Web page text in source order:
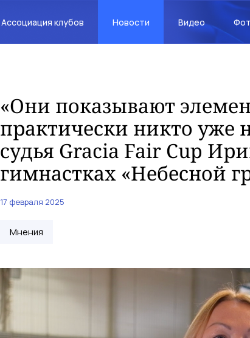
Ассоциация клубов Новости Видео
«Они показывают
практически никто уже
судья Gracia Fair Cup
гимнастках «Небесной
17 февраля 2025
Мнения